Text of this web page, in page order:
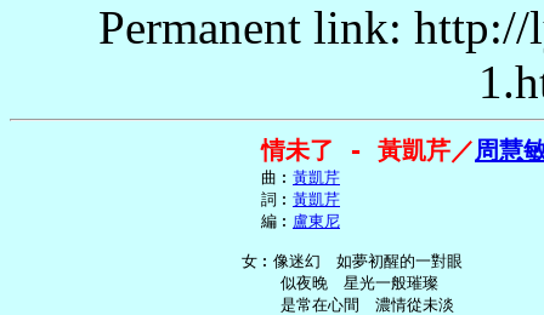
Permanent link:
情未了 - 黃凱芹／周慧
     曲︰
黃凱芹
     詞︰
黃凱芹
     編︰
盧東尼
   女︰像迷幻　如夢初醒的一對眼
       似夜晚　星光一般璀璨
       是常在心間　濃情從未淡